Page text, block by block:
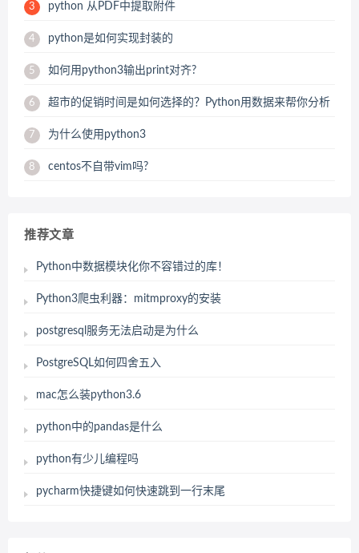
3 python 从PDF中提取附件
4 python是如何实现封装的
5 如何用python3输出print对齐?
6 超市的促销时间是如何选择的？Python用数据来帮你分析
7 为什么使用python3
8 centos不自带vim吗?
推荐文章
Python中数据模块化你不容错过的库！
Python3爬虫利器：mitmproxy的安装
postgresql服务无法启动是为什么
PostgreSQL如何四舍五入
mac怎么装python3.6
python中的pandas是什么
python有少儿编程吗
pycharm快捷键如何快速跳到一行末尾